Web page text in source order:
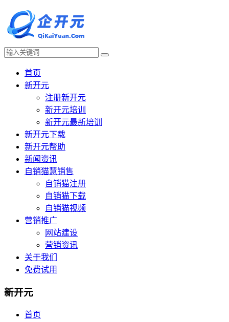
首页
新开元
注册新开元
新开元培训
新开元最新培训
新开元下载
新开元帮助
新闻资讯
自销猫慧销售
自销猫注册
自销猫下载
自销猫视频
营销推广
网站建设
营销资讯
关于我们
免费试用
新开元
首页